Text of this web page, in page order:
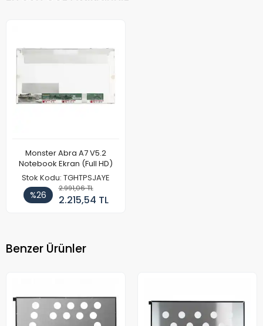
Monster Abra A7 V5.2
Notebook Ekran (Full HD)
Stok Kodu: TGHTPSJAYE
%26
2.991,06 TL
2.215,54 TL
Benzer Ürünler